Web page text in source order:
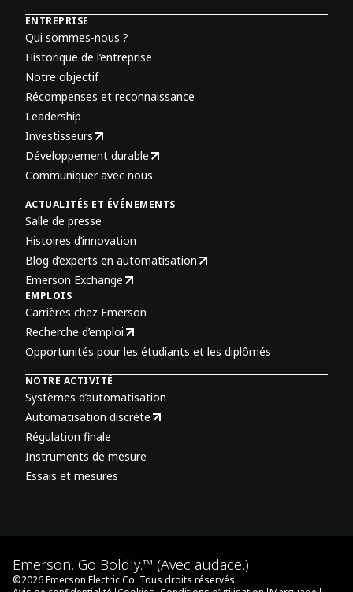
ENTREPRISE
Qui sommes-nous ?
Historique de l’entreprise
Notre objectif
Récompenses et reconnaissance
Leadership
Investisseurs
Développement durable
Communiquer avec nous
ACTUALITÉS ET ÉVÉNEMENTS
Salle de presse
Histoires d’innovation
Blog d’experts en automatisation
Emerson Exchange
EMPLOIS
Carrières chez Emerson
Recherche d’emploi
Opportunités pour les étudiants et les diplômés
NOTRE ACTIVITÉ
Systèmes d’automatisation
Automatisation discrète
Régulation finale
Instruments de mesure
Essais et mesures
Emerson. Go Boldly.™ (Avec audace.)
©2026Emerson Electric Co. Tous droits réservés.